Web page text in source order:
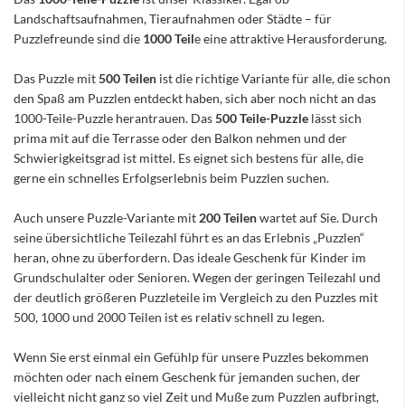
Landschaftsaufnahmen, Tieraufnahmen oder Städte – für
Puzzlefreunde sind die 1000 Teile eine attraktive Herausforderung.
Das Puzzle mit500 Teilen ist die richtige Variante für alle, die schon
den Spaß am Puzzlen entdeckt haben, sich aber noch nicht an das
1000-Teile-Puzzle herantrauen. Das500 Teile-Puzzle lässt sich
prima mit auf die Terrasse oder den Balkon nehmen und der
Schwierigkeitsgrad ist mittel. Es eignet sich bestens für alle, die
gerne ein schnelles Erfolgserlebnis beim Puzzlen suchen.
Auch unsere Puzzle-Variante mit 200 Teilenwartet auf Sie. Durch
seine übersichtliche Teilezahl führt es an das Erlebnis „Puzzlen“
heran, ohne zu überfordern. Das ideale Geschenk für Kinder im
Grundschulalter oder Senioren. Wegen der geringen Teilezahl und
der deutlich größeren Puzzleteile im Vergleich zu den Puzzles mit
500, 1000 und 2000 Teilen ist es relativ schnell zu legen.
Wenn Sie erst einmal ein Gefühlp für unsere Puzzles bekommen
möchten oder nach einem Geschenk für jemanden suchen, der
vielleicht nicht ganz so viel Zeit und Muße zum Puzzlen aufbringt,